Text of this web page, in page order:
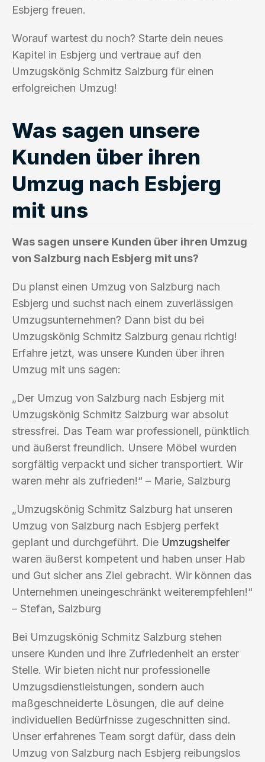
Esbjerg freuen.
Worauf wartest du noch? Starte dein neues
Kapitel in Esbjerg und vertraue auf den
Umzugskönig Schmitz Salzburg für einen
erfolgreichen Umzug!
Was sagen unsere
Kunden über ihren
Umzug nach Esbjerg
mit uns
Was sagen unsere Kunden über ihren Umzug
von Salzburg nach Esbjerg mit uns?
Du planst einen Umzug von Salzburg nach
Esbjerg und suchst nach einem zuverlässigen
Umzugsunternehmen? Dann bist du bei
Umzugskönig Schmitz Salzburg genau richtig!
Erfahre jetzt, was unsere Kunden über ihren
Umzug mit uns sagen:
„Der Umzug von Salzburg nach Esbjerg mit
Umzugskönig Schmitz Salzburg war absolut
stressfrei. Das Team war professionell, pünktlich
und äußerst freundlich. Unsere Möbel wurden
sorgfältig verpackt und sicher transportiert. Wir
waren mehr als zufrieden!“ – Marie, Salzburg
„Umzugskönig Schmitz Salzburg hat unseren
Umzug von Salzburg nach Esbjerg perfekt
geplant und durchgeführt. Die Umzugshelfer
waren äußerst kompetent und haben unser Hab
und Gut sicher ans Ziel gebracht. Wir können das
Unternehmen uneingeschränkt weiterempfehlen!“
– Stefan, Salzburg
Bei Umzugskönig Schmitz Salzburg stehen
unsere Kunden und ihre Zufriedenheit an erster
Stelle. Wir bieten nicht nur professionelle
Umzugsdienstleistungen, sondern auch
maßgeschneiderte Lösungen, die auf deine
individuellen Bedürfnisse zugeschnitten sind.
Unser erfahrenes Team sorgt dafür, dass dein
Umzug von Salzburg nach Esbjerg reibungslos